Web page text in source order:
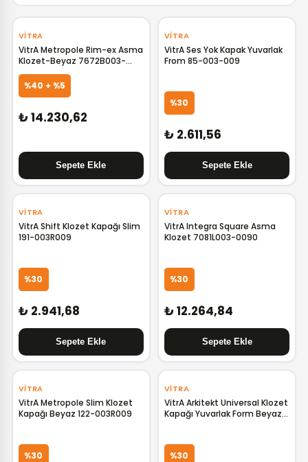
VITRA
VitrA Metropole Rim-ex Asma
Klozet-Beyaz 7672B003-
0559
%40 + %5
₺ 14.230,62
VITRA
VitrA Ses Yok Kapak Yuvarlak
From 85-003-009
%30
₺ 2.611,56
VITRA
VitrA Shift Klozet Kapağı Slim
191-003R009
%30
₺ 2.941,68
VITRA
VitrA Integra Square Asma
Klozet 7081L003-0090
%30
₺ 12.264,84
VITRA
VitrA Metropole Slim Klozet
Kapağı Beyaz 122-003R009
%30
VITRA
VitrA Arkitekt Universal Klozet
Kapağı Yuvarlak Form Beyaz
%30